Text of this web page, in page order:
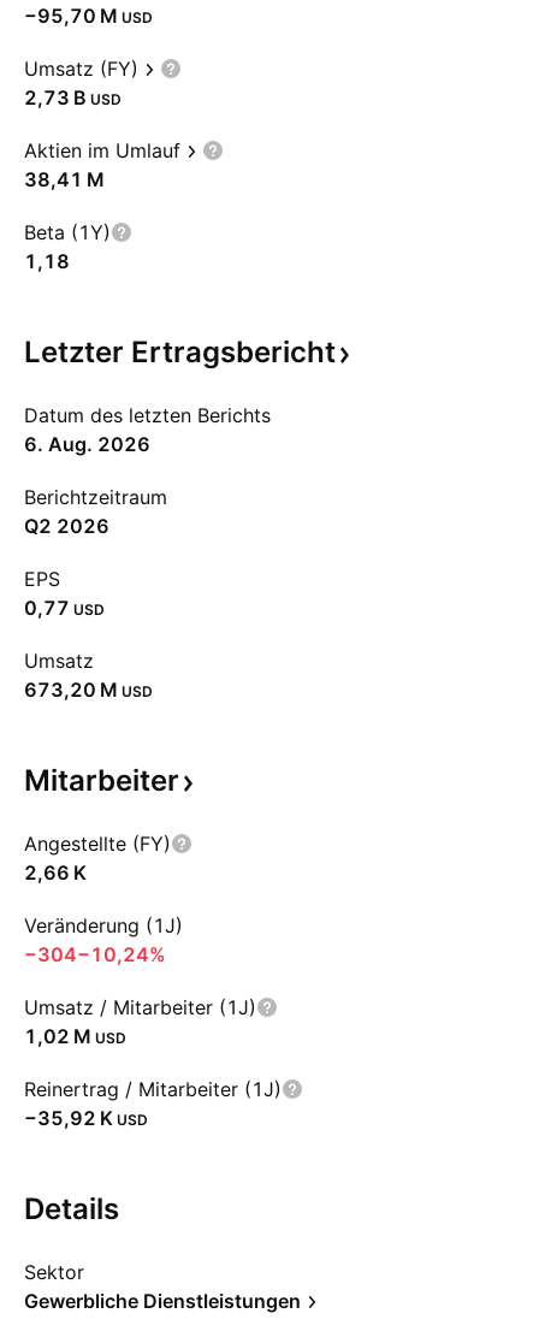
‪−95,70 M‬ USD
Umsatz (FY)
‪2,73 B‬ USD
Aktien im Umlauf
‪38,41 M‬
Beta (1Y)
1,18
Letzter Ertragsbericht
Datum des letzten Berichts
6. Aug. 2026
Berichtzeitraum
Q2 2026
EPS
0,77 USD
Umsatz
‪673,20 M‬ USD
Mitarbeiter
Angestellte (FY)
‪2,66 K‬
Veränderung (1J)
−304−10,24%
Umsatz / Mitarbeiter (1J)
‪1,02 M‬ USD
Reinertrag / Mitarbeiter (1J)
‪−35,92 K‬ USD
Details
Sektor
Gewerbliche Dienstleistungen